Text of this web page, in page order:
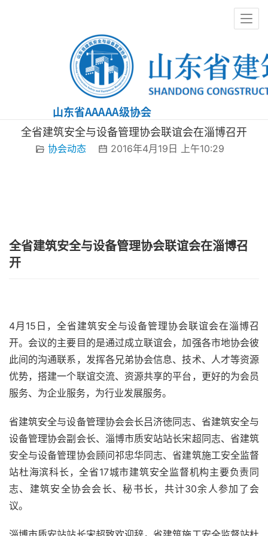
全省建筑安全与设备管理协会联谊会在淄博召开
协会动态 2016年4月19日 上午10:29
全省建筑安全与设备管理协会联谊会在淄博召
开
4月15日，全省建筑安全与设备管理协会联谊会在淄博召
开。会议的主要目的是通过成立联谊会，加强各市地协会彼
此间的沟通联系，发挥各兄弟协会信息、技术、人才等资源
优势，搭建一个联谊交流、资源共享的平台，更好的为会员
服务、为企业服务，为行业发展服务。
省建筑安全与设备管理协会会长吕济徳同志、省建筑安全与
设备管理协会副会长、淄博市质安站站长宋超同志、省建筑
安全与设备管理协会顾问祁忠华同志、省建筑施工安全监督
站杜海滨科长，全省17城市建筑安全监督机构主要负责同
志、建筑安全协会会长、秘书长，共计30余人参加了会
议。